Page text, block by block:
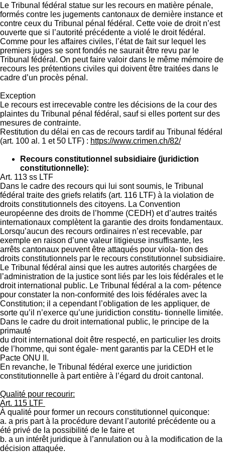
Le Tribunal fédéral statue sur les recours en matière pénale,
formés contre les jugements cantonaux de dernière instance et
contre ceux du Tribunal pénal fédéral. Cette voie de droit n’est
ouverte que si l’autorité précédente a violé le droit fédéral.
Comme pour les affaires civiles, l’état de fait sur lequel les
premiers juges se sont fondés ne saurait être revu par le
Tribunal fédéral. On peut faire valoir dans le même mémoire de
recours les prétentions civiles qui doivent être traitées dans le
cadre d’un procès pénal.
Exception
Le recours est irrecevable contre les décisions de la cour des
plaintes du Tribunal pénal fédéral, sauf si elles portent sur des
mesures de contrainte.
Restitution du délai en cas de recours tardif au Tribunal fédéral
(art. 100 al. 1 et 50 LTF) : https://www.crimen.ch/82/
Recours constitutionnel subsidiaire (juridiction
constitutionnelle):
Art. 113 ss LTF
Dans le cadre des recours qui lui sont soumis, le Tribunal
fédéral traite des griefs relatifs (art. 116 LTF) à la violation de
droits constitutionnels des citoyens. La Convention
européenne des droits de l’homme (CEDH) et d’autres traités
internationaux complètent la garantie des droits fondamentaux.
Lorsqu’aucun des recours ordinaires n’est recevable, par
exemple en raison d’une valeur litigieuse insuffisante, les
arrêts cantonaux peuvent être attaqués pour viola- tion des
droits constitutionnels par le recours constitutionnel subsidiaire.
Le Tribunal fédéral ainsi que les autres autorités chargées de
l’administration de la justice sont liés par les lois fédérales et le
droit international public. Le Tribunal fédéral a la com- pétence
pour constater la non-conformité des lois fédérales avec la
Constitution; il a cependant l’obligation de les appliquer, de
sorte qu’il n’exerce qu’une juridiction constitu- tionnelle limitée.
Dans le cadre du droit international public, le principe de la
primauté
du droit international doit être respecté, en particulier les droits
de l’homme, qui sont égale- ment garantis par la CEDH et le
Pacte ONU II.
En revanche, le Tribunal fédéral exerce une juridiction
constitutionnelle à part entière à l’égard du droit cantonal.
Qualité pour recourir:
Art. 115 LTF
À qualité pour former un recours constitutionnel quiconque:
a. a pris part à la procédure devant l’autorité précédente ou a
été privé de la possibilité de le faire et
b. a un intérêt juridique à l’annulation ou à la modification de la
décision attaquée.